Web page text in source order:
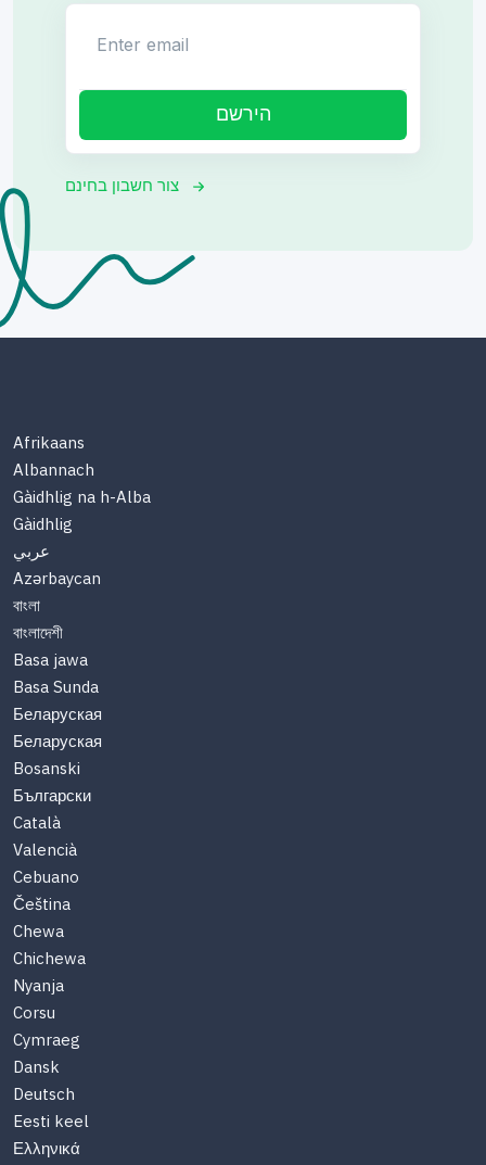
הירשם
צור חשבון בחינם
Afrikaans
Albannach
Gàidhlig na h-Alba
Gàidhlig
عربي
Azərbaycan
বাংলা
বাংলাদেশী
Basa jawa
Basa Sunda
Беларуская
Беларуская
Bosanski
Български
Català
Valencià
Cebuano
Čeština
Chewa
Chichewa
Nyanja
Corsu
Cymraeg
Dansk
Deutsch
Eesti keel
Ελληνικά